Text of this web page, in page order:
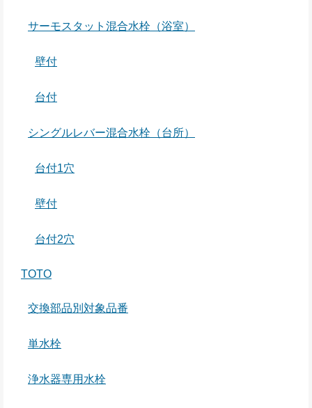
サーモスタット混合水栓（浴室）
壁付
台付
シングルレバー混合水栓（台所）
台付1穴
壁付
台付2穴
TOTO
交換部品別対象品番
単水栓
浄水器専用水栓